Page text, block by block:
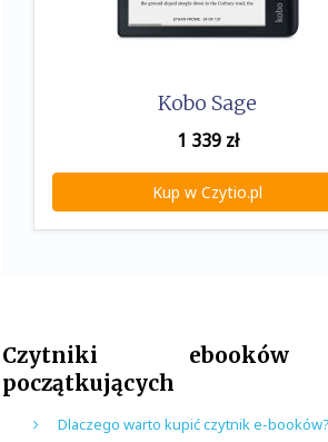
Kobo Sage
1 339zł
Kup w Czytio.pl
Czytniki
początkujących
Dlaczego warto kupić czytnik e-booków?